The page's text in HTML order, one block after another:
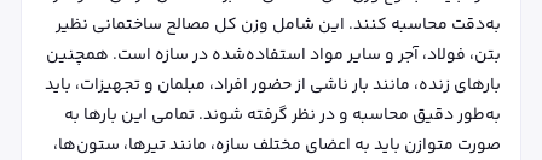
به‌دقت محاسبه کنند. این شامل وزن کل مصالح ساختمانی نظیر
بتن، فولاد، آجر و سایر مواد استفاده‌شده در سازه است. همچنین
بارهای زنده، مانند بار ناشی از حضور افراد، مبلمان و تجهیزات، باید
به‌طور دقیق محاسبه و در نظر گرفته شوند. تمامی این بارها به
صورت متوازن باید به اعضای مختلف سازه، مانند تیرها، ستون‌ها،